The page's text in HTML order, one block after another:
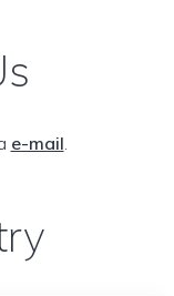
e-mail.